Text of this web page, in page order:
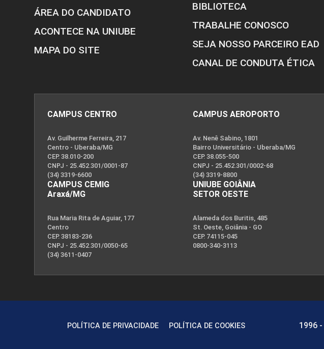
Publicações
ÁREA DO CANDIDATO
ACONTECE NA UNIUBE
MAPA DO SITE
BIBLIOTECA
TRABALHE CONOSCO
SEJA NOSSO PARCEIRO EAD
CANAL DE CONDUTA ÉTICA
CAMPUS CENTRO
Av. Guilherme Ferreira, 217
Centro - Uberaba/MG
CEP. 38.010-200
CNPJ - 25.452.301/0001-87
(34) 3319-6600
CAMPUS CEMIG
Araxá/MG
Rua Maria Rita de Aguiar, 177
Centro
CEP. 38183-236
CNPJ - 25.452.301/0050-65
(34) 3611-0407
CAMPUS AEROPORTO
Av. Nenê Sabino, 1801
Bairro Universitário - Uberaba/MG
CEP. 38.055-500
CNPJ - 25.452.301/0002-68
(34) 3319-8800
UNIUBE GOIÂNIA
SETOR OESTE
Alameda dos Buritis, 485
St. Oeste, Goiânia - GO
CEP. 74115-045
0800-340-3113
POLÍTICA DE PRIVACIDADE POLÍTICA DE COOKIES 1996 -